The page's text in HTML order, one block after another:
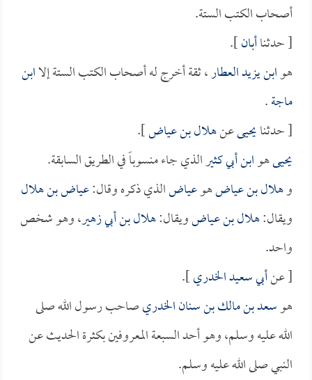
أصحاب الكتب الستة.
[ حدثناأبان].
هوابن يزيد العطار، ثقة أخرج له أصحاب الكتب الستة إلاابن
ماجة.
[ حدثنايحيىعنهلال بن عياض].
يحيىهوابن أبي كثيرالذي جاء منسوباً في الطريق السابقة.
وهلال بن عياضهوعياضالذي ذكره وقال:عياض بن هلال
ويقال:هلال بن عياضويقال:هلال بن أبي زهير، وهو شخص
واحد.
[ عنأبي سعيد الخدري].
هوسعد بن مالك بن سنان الخدريصاحب رسول الله صلى
الله عليه وسلم، وهو أحد السبعة المعروفين بكثرة الحديث عن
النبي صلى الله عليه وسلم.